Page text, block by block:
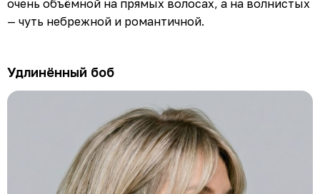
очень объёмной на прямых волосах, а на волнистых
— чуть небрежной и романтичной.
Удлинённый боб